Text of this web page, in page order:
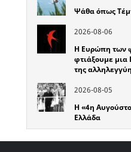
Ψάθα όπως
2026-08-06
Η Ευρώπη των
φτιάξουμε μια
της
2026-08-05
Η «4η
Ελλάδα